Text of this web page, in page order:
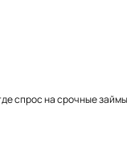
спрос на срочные